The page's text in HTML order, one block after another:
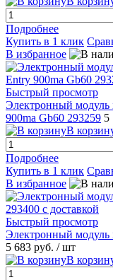
Подробнее
Купить в 1 клик
В избранное
Быстрый просмотр
Электронный модуль
900ma Gb60 293259 5
В
Подробнее
Купить в 1 клик
В избранное
Быстрый просмотр
Электронный модуль
5 683 руб. / шт
В